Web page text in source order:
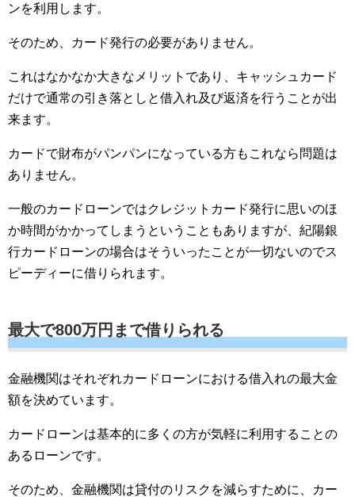
ンを利用します。
そのため、カード発行の必要がありません。
これはなかなか大きなメリットであり、キャッシュカード
だけで通常の引き落としと借入れ及び返済を行うことが出
来ます。
カードで財布がパンパンになっている方もこれなら問題は
ありません。
一般のカードローンではクレジットカード発行に思いのほ
か時間がかかってしまうということもありますが、紀陽銀
行カードローンの場合はそういったことが一切ないのでス
ピーディーに借りられます。
最大で800万円まで借りられる
金融機関はそれぞれカードローンにおける借入れの最大金
額を決めています。
カードローンは基本的に多くの方が気軽に利用することの
あるローンです。
そのため、金融機関は貸付のリスクを減らすために、カー